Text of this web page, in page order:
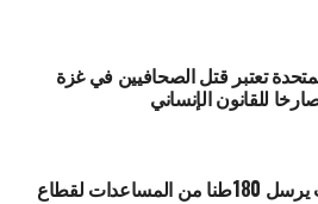
تعتبر قتل الصحافيين في غزة
للقانون الإنساني
المغرب يرسل 180طنا من المساعدات لقطاع